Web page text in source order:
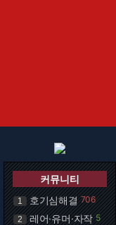
커뮤니티
1 호기심해결 706
2 레어·유머·자작 5